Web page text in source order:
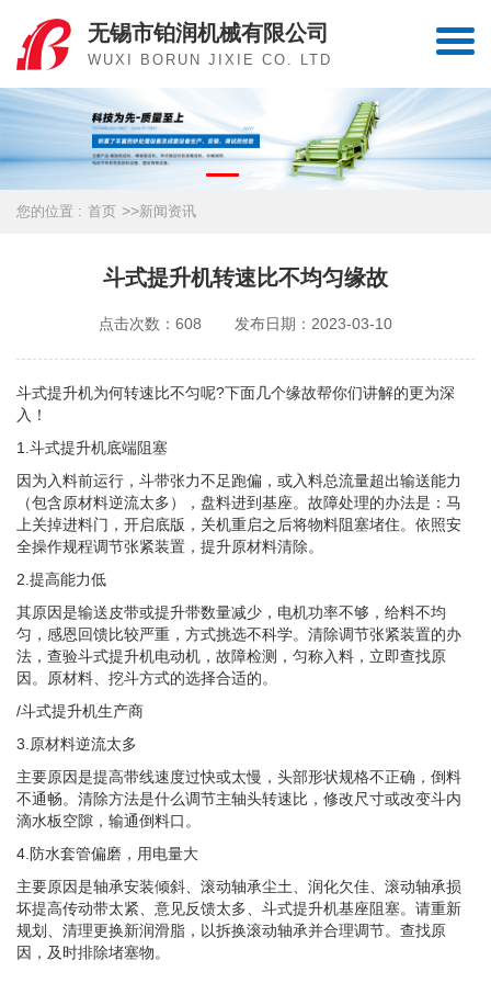
无锡市铂润机械有限公司
WUXI BORUN JIXIE CO. LTD
您的位置 : 首页 >>新闻资讯
斗式提升机转速比不均匀缘故
点击次数：608 发布日期：2023-03-10
斗式提升机为何转速比不匀呢?下面几个缘故帮你们讲解的更为深
入！
1.斗式提升机底端阻塞
因为入料前运行，斗带张力不足跑偏，或入料总流量超出输送能力
（包含原材料逆流太多），盘料进到基座。故障处理的办法是：马
上关掉进料门，开启底版，关机重启之后将物料阻塞堵住。依照安
全操作规程调节张紧装置，提升原材料清除。
2.提高能力低
其原因是输送皮带或提升带数量减少，电机功率不够，给料不均
匀，感恩回馈比较严重，方式挑选不科学。清除调节张紧装置的办
法，查验斗式提升机电动机，故障检测，匀称入料，立即查找原
因。原材料、挖斗方式的选择合适的。
/斗式提升机生产商
3.原材料逆流太多
主要原因是提高带线速度过快或太慢，头部形状规格不正确，倒料
不通畅。清除方法是什么调节主轴头转速比，修改尺寸或改变斗内
滴水板空隙，输通倒料口。
4.防水套管偏磨，用电量大
主要原因是轴承安装倾斜、滚动轴承尘土、润化欠佳、滚动轴承损
坏提高传动带太紧、意见反馈太多、斗式提升机基座阻塞。请重新
规划、清理更换新润滑脂，以拆换滚动轴承并合理调节。查找原
因，及时排除堵塞物。